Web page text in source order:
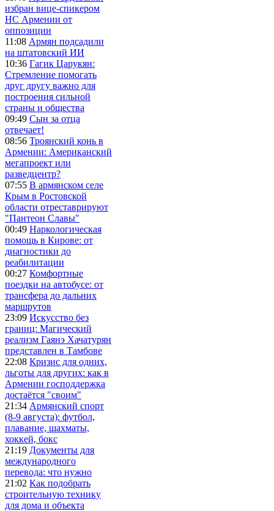
избран вице-спикером
НС Армении от
оппозиции
11:08 Армян подсадили
на штатовский ИИ
10:36 Гагик Царукян:
Стремление помогать
друг другу важно для
построения сильной
страны и общества
09:49 Сын за отца
отвечает!
08:56 Троянский конь в
Армении: Американский
мегапроект или
разведцентр?
07:55 В армянском селе
Крым в Ростовской
области отреставрируют
"Пантеон Славы"
00:49 Наркологическая
помощь в Кирове: от
диагностики до
реабилитации
00:27 Комфортные
поездки на автобусе: от
трансфера до дальних
маршрутов
23:09 Искусство без
границ: Магический
реализм Гаянэ Хачатурян
представлен в Тамбове
22:08 Кризис для одних,
льготы для других: как в
Армении господдержка
достаётся "своим"
21:34 Армянский спорт
(8-9 августа): футбол,
плавание, шахматы,
хоккей, бокс
21:19 Документы для
международного
перевода: что нужно
21:02 Как подобрать
строительную технику
для дома и объекта